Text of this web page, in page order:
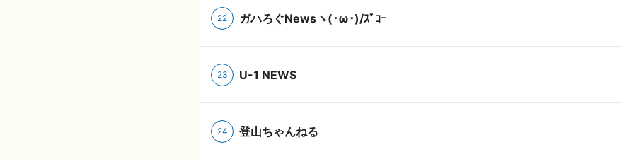
22 ガハろぐNewsヽ(･ω･)/ｽﾞｺｰ
23 U-1 NEWS
24 登山ちゃんねる